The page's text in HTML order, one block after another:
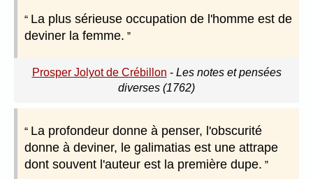
La plus sérieuse occupation de l'homme est de
deviner la femme.
Prosper Jolyot de Crébillon - Les notes et pensées
diverses (1762)
La profondeur donne à penser, l'obscurité
donne à deviner, le galimatias est une attrape
dont souvent l'auteur est la première dupe.